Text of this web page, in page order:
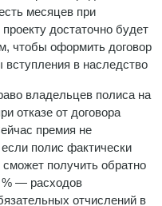
месяцев при
достаточно будет
чтобы оформить договор
в наследство
владельцев полиса на
отказе от договора
премия не
полис фактически
получить обратно
— расходов
отчислений в